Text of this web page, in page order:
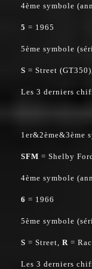
4ème symbole
5 = 1965
5ème symbole
S = Street (GT350),
Les 3 derniers
1er&2ème&3ème
SFM = Shelby
4ème symbole
6 = 1966
5ème symbole
S = Street, R =
Les 3 derniers